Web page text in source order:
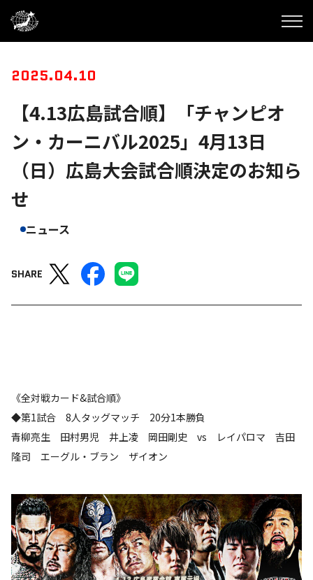
2025.04.10
【4.13広島試合順】「チャンピオ
ン・カーニバル2025」4月13日
（日）広島大会試合順決定のお知ら
せ
ニュース
SHARE
《全対戦カード&試合順》
◆第1試合 8人タッグマッチ 20分1本勝負
青柳亮生 田村男児 井上凌 岡田剛史 vs レイパロマ 吉田
隆司 エーグル・ブラン ザイオン